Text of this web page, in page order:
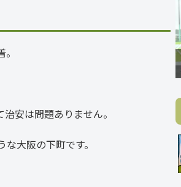
安は問題ありません。
大阪の下町です。